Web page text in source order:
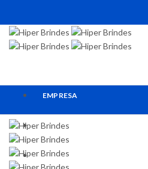
EMPRESA
TÊXTEIS
ESCRITA